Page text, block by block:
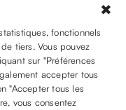
fonctionnels
tiers. Vous pouvez
sur "Préférences
accepter tous
"Accepter tous les
vous consentez
✖